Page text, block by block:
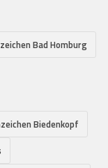
Bad Homburg
Biedenkopf